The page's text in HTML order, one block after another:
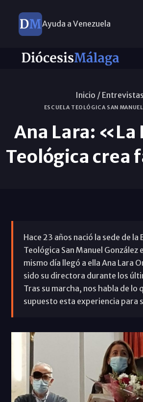
Ayuda a Venezuela
Inicio / Entrevistas
ESCUELA TEOLÓGICA SAN
Ana Lara: «La
Teológica
Hace 23 años nació la sede de la
Teológica San Manuel González
mismo día llegó a ella Ana Lara
sido su directora durante los
Tras su marcha, nos habla de lo
supuesto esta experiencia para